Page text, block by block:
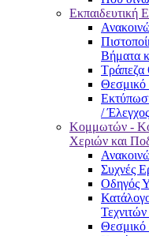
Εκπαιδευτική
Βήματα
Θεσμικό
/
Κομμωτών -
Χεριών και
Συχνές
Οδηγός
Θεσμικό